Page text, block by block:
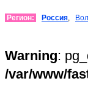
Регион: Россия,
Warning:
/var/www/